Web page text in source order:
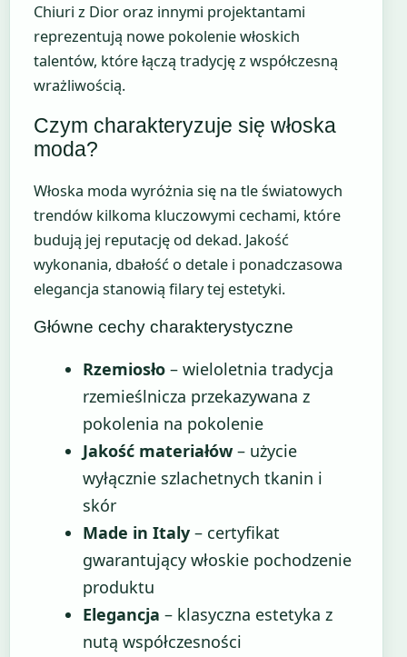
Chiuri z Dior oraz innymi projektantami
reprezentują nowe pokolenie włoskich
talentów, które łączą tradycję z współczesną
wrażliwością.
Czym charakteryzuje się włoska
moda?
Włoska moda wyróżnia się na tle światowych
trendów kilkoma kluczowymi cechami, które
budują jej reputację od dekad. Jakość
wykonania, dbałość o detale i ponadczasowa
elegancja stanowią filary tej estetyki.
Główne cechy charakterystyczne
Rzemiosło – wieloletnia tradycja
rzemieślnicza przekazywana z
pokolenia na pokolenie
Jakość materiałów – użycie
wyłącznie szlachetnych tkanin i
skór
Made in Italy – certyfikat
gwarantujący włoskie pochodzenie
produktu
Elegancja – klasyczna estetyka z
nutą współczesności